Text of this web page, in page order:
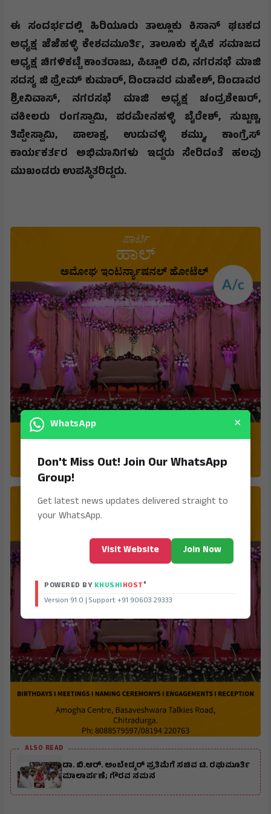
​​ಈ ಸಂದರ್ಭದಲ್ಲಿ ಹಿರಿಯೂರು ತಾಲ್ಲೂಕು ಕಿಸಾನ್ ಘಟಕದ
ಅಧ್ಯಕ್ಷ ಜೆಜೆಹಳ್ಳಿ ಕೇಶವಮೂರ್ತಿ, ತಾಲೂಕು ಕೃಷಿಕ ಸಮಾಜದ
ಅಧ್ಯಕ್ಷ ಚಿಗಳಿಕಟ್ಟೆ ಕಾಂತರಾಜು, ಪಿಟ್ಲಾಲಿ ರವಿ, ನಗರಸಭೆ ಮಾಜಿ
ಸದಸ್ಯ ಜಿ ಪ್ರೇಮ್ ಕುಮಾರ್, ದಿಂಡಾವರ ಮಹೇಶ್, ದಿಂಡಾವರ
ಶ್ರೀನಿವಾಸ್, ನಗರಸಭೆ ಮಾಜಿ ಅಧ್ಯಕ್ಷ ಚಂದ್ರಶೇಖರ್,
ವಕೀಲರು ರಂಗಸ್ವಾಮಿ, ಪರಮೇನಹಳ್ಳಿ ಬೈರೇಶ್, ಸುಬ್ಬಣ್ಣ,
ತಿಪ್ಪೇಸ್ವಾಮಿ, ಪಾಲಾಕ್ಷ, ಉಡುವಳ್ಳಿ ಶಮ್ಮು, ಕಾಂಗ್ರೆಸ್
ಕಾರ್ಯಕರ್ತರ ಅಭಿಮಾನಿಗಳು ಇದ್ದರು ಸೇರಿದಂತೆ ಹಲವು
ಮುಖಂಡರು ಉಪಸ್ಥಿತರಿದ್ದರು.
ALSO READ
ಡಾ. ಬಿ.ಆರ್. ಅಂಬೇಡ್ಕರ್ ಪ್ರತಿಮೆಗೆ ಸಚಿವ ಟಿ. ರಘುಮೂರ್ತಿ
ಮಾಲಾರ್ಪಣೆ; ಗೌರವ ನಮನ
WhatsApp ×
Don't Miss Out! Join Our WhatsApp
Group!
Get latest news updates delivered straight to
your WhatsApp.
Visit Website Join Now
POWERED BY KHUSHIHOST®
Version 91.0 | Support +91 90603 29333